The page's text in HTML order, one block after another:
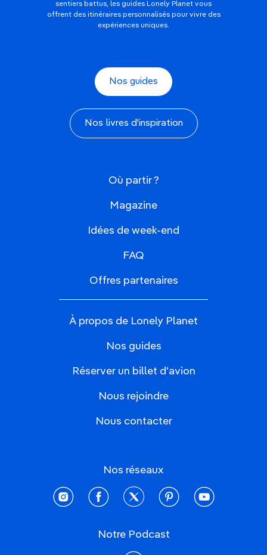
sentiers battus, les guides Lonely Planet vous
offrent des itinéraires personnalisés pour vivre des
expériences uniques.
Nos guides
Nos livres d'inspiration
Où partir ?
Magazine
Idées de week-end
FAQ
Offres partenaires
À propos de Lonely Planet
Nos guides
Réserver un billet d'avion
Nous rejoindre
Nous contacter
Nos réseaux
instagramfacebooktwitter pinterestyoutube
Notre Podcast